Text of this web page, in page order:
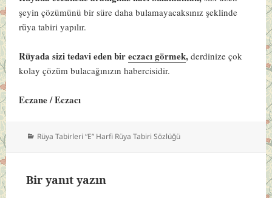
şeyin çözümünü bir süre daha bulamayacaksınız şeklinde
rüya tabiri yapılır.
Rüyada sizi tedavi eden bireczacı görmek, derdinize çok
kolay çözüm bulacağınızın habercisidir.
Eczane / Eczacı
Kategoriler
Rüya Tabirleri “E” Harfi Rüya Tabiri Sözlüğü
Bir yanıt yazın